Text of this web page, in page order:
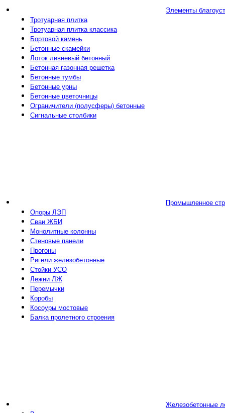
Элементы
Тротуарная плитка
Тротуарная плитка классика
Бортовой камень
Бетонные скамейки
Лоток ливневый бетонный
Бетонная газонная решетка
Бетонные тумбы
Бетонные урны
Бетонные цветочницы
Ограничители (полусферы) бетонные
Сигнальные столбики
Промышленное
Опоры ЛЭП
Сваи ЖБИ
Монолитные колонны
Стеновые панели
Прогоны
Ригели железобетонные
Стойки УСО
Лежни ЛЖ
Перемычки
Коробы
Косоуры мостовые
Балка пролетного строения
Железобетонные